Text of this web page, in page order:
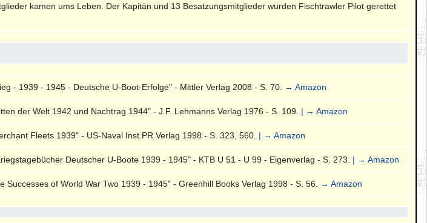
kamen ums Leben. Der Kapitän und 13 Besatzungsmitglieder wurden Fischtrawler Pilot gerettet
- 1939 - 1945 - Deutsche U-Boot-Erfolge" - Mittler Verlag 2008 - S. 70. → Amazon
der Welt 1942 und Nachtrag 1944" - J.F. Lehmanns Verlag 1976 - S. 109. | → Amazon
Fleets 1939" - US-Naval Inst.PR Verlag 1998 - S. 323, 560. | → Amazon
Deutscher U-Boote 1939 - 1945" - KTB U 51 - U 99 - Eigenverlag - S. 273. | → Amazon
Successes of World War Two 1939 - 1945" - Greenhill Books Verlag 1998 - S. 56. → Amazon